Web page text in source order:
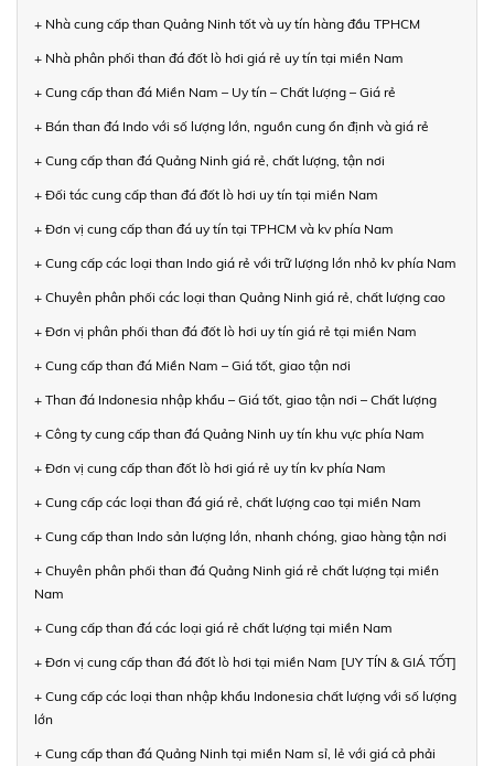
+ Nhà cung cấp than Quảng Ninh tốt và uy tín hàng đầu TPHCM
+ Nhà phân phối than đá đốt lò hơi giá rẻ uy tín tại miền Nam
+ Cung cấp than đá Miền Nam – Uy tín – Chất lượng – Giá rẻ
+ Bán than đá Indo với số lượng lớn, nguồn cung ổn định và giá rẻ
+ Cung cấp than đá Quảng Ninh giá rẻ, chất lượng, tận nơi
+ Đối tác cung cấp than đá đốt lò hơi uy tín tại miền Nam
+ Đơn vị cung cấp than đá uy tín tại TPHCM và kv phía Nam
+ Cung cấp các loại than Indo giá rẻ với trữ lượng lớn nhỏ kv phía Nam
+ Chuyên phân phối các loại than Quảng Ninh giá rẻ, chất lượng cao
+ Đơn vị phân phối than đá đốt lò hơi uy tín giá rẻ tại miền Nam
+ Cung cấp than đá Miền Nam – Giá tốt, giao tận nơi
+ Than đá Indonesia nhập khẩu – Giá tốt, giao tận nơi – Chất lượng
+ Công ty cung cấp than đá Quảng Ninh uy tín khu vực phía Nam
+ Đơn vị cung cấp than đốt lò hơi giá rẻ uy tín kv phía Nam
+ Cung cấp các loại than đá giá rẻ, chất lượng cao tại miền Nam
+ Cung cấp than Indo sản lượng lớn, nhanh chóng, giao hàng tận nơi
+ Chuyên phân phối than đá Quảng Ninh giá rẻ chất lượng tại miền
Nam
+ Cung cấp than đá các loại giá rẻ chất lượng tại miền Nam
+ Đơn vị cung cấp than đá đốt lò hơi tại miền Nam [UY TÍN & GIÁ TỐT]
+ Cung cấp các loại than nhập khẩu Indonesia chất lượng với số lượng
lớn
+ Cung cấp than đá Quảng Ninh tại miền Nam sỉ, lẻ với giá cả phải